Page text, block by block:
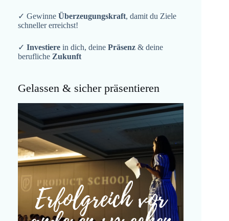
✓ Gewinne Überzeugungskraft, damit du Ziele
schneller erreichst!
✓ Investiere in dich, deine Präsenz & deine
berufliche Zukunft
Gelassen & sicher präsentieren